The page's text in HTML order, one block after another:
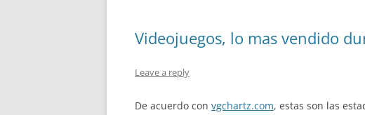
Videojuegos, lo mas vendido
Leave a reply
De acuerdo con vgchartz.com, estas son las